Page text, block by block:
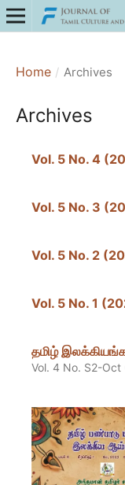
Home / Archives
Archives
Vol. 5 No. 4
Vol. 5 No. 3
Vol. 5 No. 2
Vol. 5 No. 1
தமிழ்
Vol. 4 No. S2-Oct